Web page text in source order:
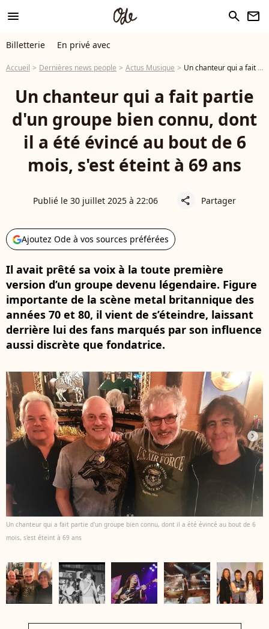
menu search newsletter
Billetterie En privé avec
Accueil Dernières news people Actus Musique Un chanteur qui a fait partie d'un groupe bien connu, dont il a été évincé au bout de 6 mois, s'est éteint à 69 ans
Un chanteur qui a fait partie
d'un groupe bien connu, dont
il a été évincé au bout de 6
mois, s'est éteint à 69 ans
Publié le 30 juillet 2025 à 22:06 share Partager
Ajoutez Ode à vos sources préférées
Il avait prêté sa voix à la toute première
version d’un groupe devenu légendaire. Figure
importante de la scène metal britannique des
années 70 et 80, il vient de s’éteindre, laissant
derrière lui des fans marqués par son influence
aussi discrète que fondatrice.
Un chanteur qui a fait partie d'un groupe bien connu, dont il a été évincé au bout de 6
mois, s'est éteint à 69 ans